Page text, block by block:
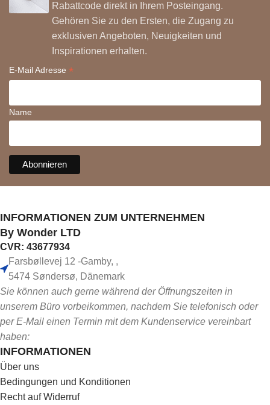
Rabattcode direkt in Ihrem Posteingang.
Gehören Sie zu den Ersten, die Zugang zu
exklusiven Angeboten, Neuigkeiten und
Inspirationen erhalten.
E-Mail Adresse *
Name
INFORMATIONEN ZUM UNTERNEHMEN
By Wonder LTD
CVR: 43677934
Farsbøllevej 12 -Gamby, ,
5474 Søndersø, Dänemark
Sie können auch gerne während der Öffnungszeiten in
unserem Büro vorbeikommen, nachdem Sie telefonisch oder
per E-Mail einen Termin mit dem Kundenservice vereinbart
haben:
INFORMATIONEN
Über uns
Bedingungen und Konditionen
Recht auf Widerruf